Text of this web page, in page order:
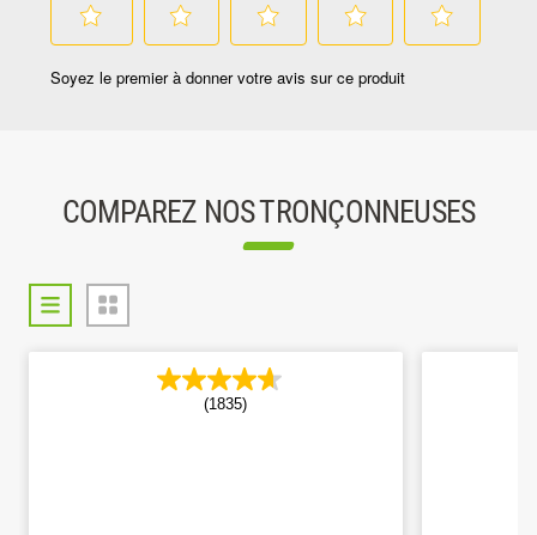
COMPAREZ NOS TRONÇONNEUSES
(1835)